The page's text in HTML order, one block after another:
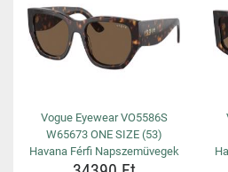
Vogue Eyewear VO5586S
W65673 ONE SIZE (53)
Havana Férfi Napszemüvegek